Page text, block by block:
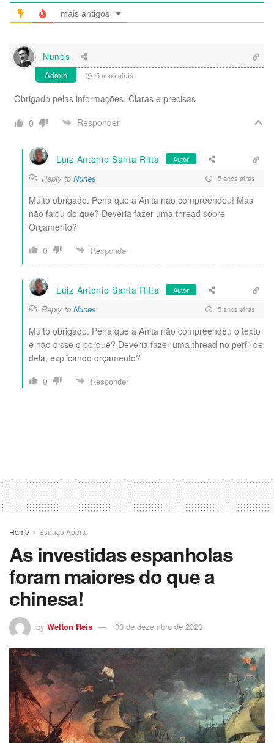
mais antigos
Nunes
Admin 5 anos atrás
Obrigado pelas informações. Claras e precisas
0
Responder
Luiz Antonio Santa Ritta Autor
Reply to Nunes 5 anos atrás
Muito obrigado. Pena que a Anita não compreendeu! Mas
não falou do que? Deveria fazer uma thread sobre
Orçamento?
0
Responder
Luiz Antonio Santa Ritta Autor
Reply to Nunes 5 anos atrás
Muito obrigado. Pena que a Anita não compreendeu o texto
e não disse o porque? Deveria fazer uma thread no perfil de
dela, explicando orçamento?
0
Responder
Home Espaço Aberto
As investidas espanholas
foram maiores do que a
chinesa!
by Welton Reis 30 de dezembro de 2020